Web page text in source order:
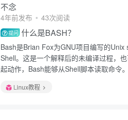
不念
4年前发布 43次阅读
提问 什么是BASH？
Bash是Brian Fox为GNU项目编写的
Shell。这是一个解释后的未编译过程，
起动作，Bash能够从Shell脚本读取命令。
Linux教程